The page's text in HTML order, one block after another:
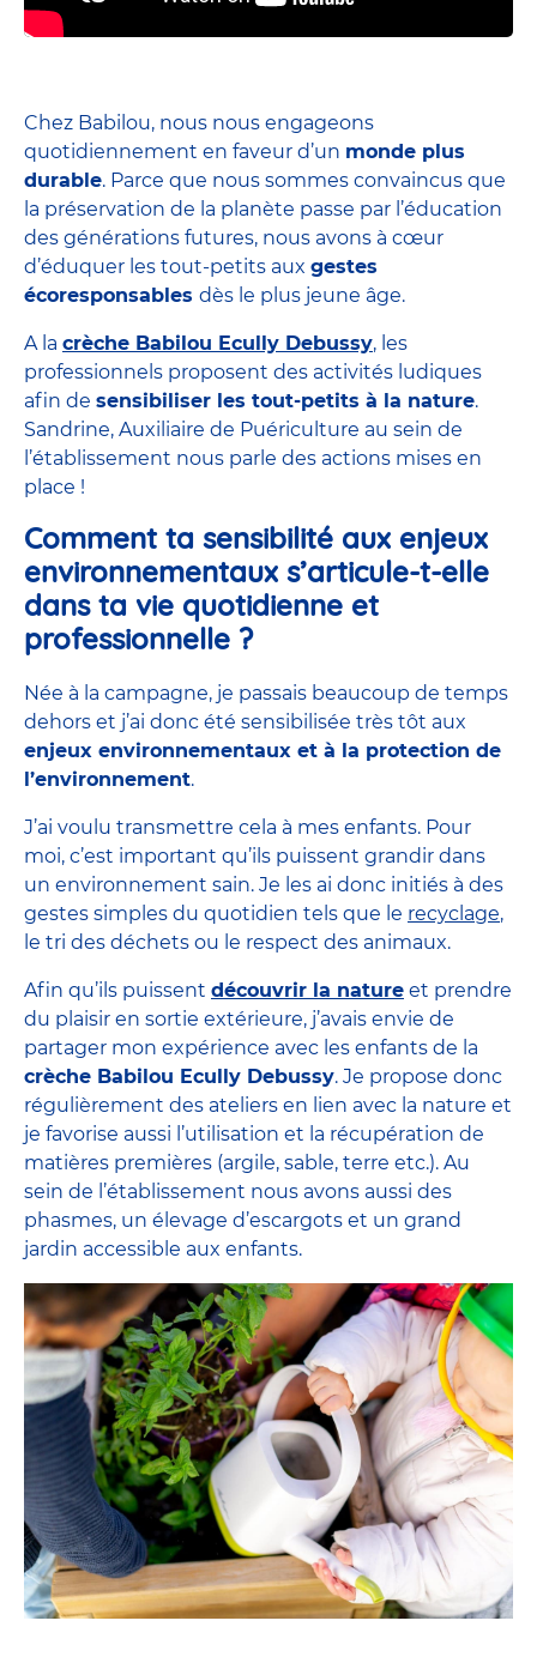
Chez Babilou, nous nous engageons
quotidiennement en faveur d’un monde plus
durable. Parce que nous sommes convaincus que
la préservation de la planète passe par l’éducation
des générations futures, nous avons à cœur
d’éduquer les tout-petits aux gestes
écoresponsables dès le plus jeune âge.
A la crèche Babilou Ecully Debussy, les
professionnels proposent des activités ludiques
afin de sensibiliser les tout-petits à la nature.
Sandrine, Auxiliaire de Puériculture au sein de
l’établissement nous parle des actions mises en
place !
Comment ta sensibilité aux enjeux
environnementaux s’articule-t-elle
dans ta vie quotidienne et
professionnelle ?
Née à la campagne, je passais beaucoup de temps
dehors et j’ai donc été sensibilisée très tôt aux
enjeux environnementaux et à la protection de
l’environnement.
J’ai voulu transmettre cela à mes enfants. Pour
moi, c’est important qu’ils puissent grandir dans
un environnement sain. Je les ai donc initiés à des
gestes simples du quotidien tels que le recyclage,
le tri des déchets ou le respect des animaux.
Afin qu’ils puissent découvrir la nature et prendre
du plaisir en sortie extérieure, j’avais envie de
partager mon expérience avec les enfants de la
crèche Babilou Ecully Debussy. Je propose donc
régulièrement des ateliers en lien avec la nature et
je favorise aussi l’utilisation et la récupération de
matières premières (argile, sable, terre etc.). Au
sein de l’établissement nous avons aussi des
phasmes, un élevage d’escargots et un grand
jardin accessible aux enfants.